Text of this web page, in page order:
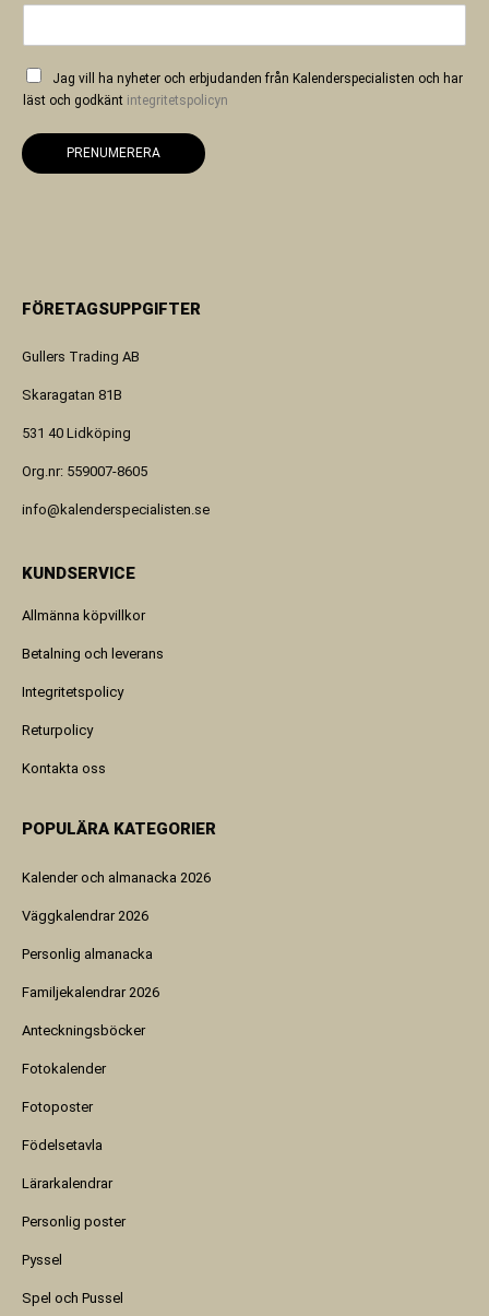
Jag vill ha nyheter och erbjudanden från Kalenderspecialisten och har
läst och godkänt integritetspolicyn
PRENUMERERA
FÖRETAGSUPPGIFTER
Gullers Trading AB
Skaragatan 81B
531 40 Lidköping
Org.nr: 559007-8605
info@kalenderspecialisten.se
KUNDSERVICE
Allmänna köpvillkor
Betalning och leverans
Integritetspolicy
Returpolicy
Kontakta oss
POPULÄRA KATEGORIER
Kalender och almanacka 2026
Väggkalendrar 2026
Personlig almanacka
Familjekalendrar 2026
Anteckningsböcker
Fotokalender
Fotoposter
Födelsetavla
Lärarkalendrar
Personlig poster
Pyssel
Spel och Pussel